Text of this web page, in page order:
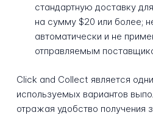
стандартную доставку
на сумму $20 или более;
автоматически и не
отправляемым
Click and Collect является
используемых вариантов
отражая удобство получения